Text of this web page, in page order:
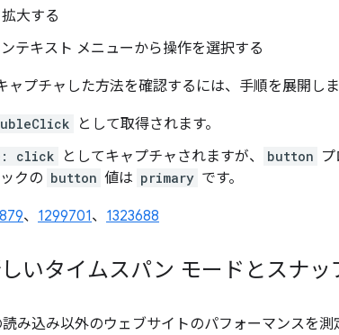
大する
テキスト メニューから操作を選択する
プチャした方法を確認するには、手順を展開しま
として取得されます。
click としてキャプチャされますが、 button
クの button 値は primary です。
、 1299701、 1323688
いタイムスパン モードとスナッ
み込み以外のウェブサイトのパフォーマンスを測